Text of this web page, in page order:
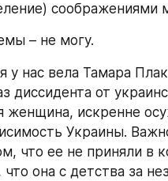
соображениями
– не могу.
у нас вела Тамара
диссидента от
женщина, искренне
Украины.
что ее не приняли в
она с детства за